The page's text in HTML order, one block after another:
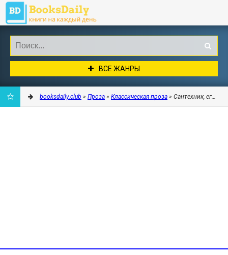
ВСЕ ЖАНРЫ
booksdaily.club » Проза » Классическая проза » Сантехник, его